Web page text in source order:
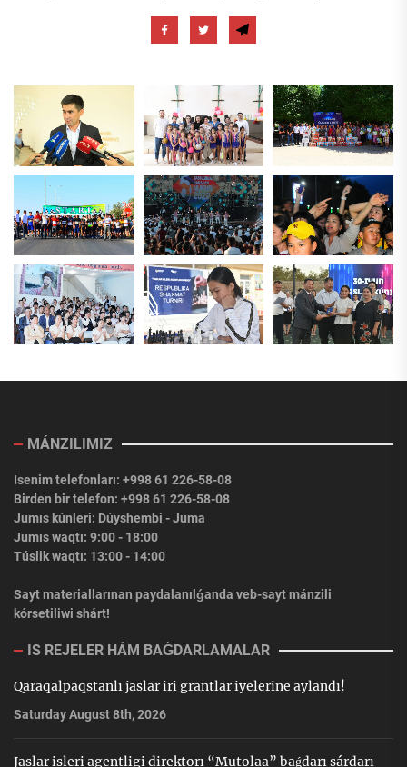
MÁNZILIMIZ
Isenim telefonları: +998 61 226-58-08
Birden bir telefon: +998 61 226-58-08
Jumıs kúnleri: Dúyshembi - Juma
Jumıs waqtı: 9:00 - 18:00
Túslik waqtı: 13:00 - 14:00
Sayt materiallarınan paydalanılǵanda veb-sayt mánzili
kórsetiliwi shárt!
IS REJELER HÁM BAǴDARLAMALAR
Qaraqalpaqstanlı jaslar iri grantlar iyelerine aylandı!
Saturday August 8th, 2026
Jaslar isleri agentligi direktorı “Mutolaa” baǵdarı sárdarı